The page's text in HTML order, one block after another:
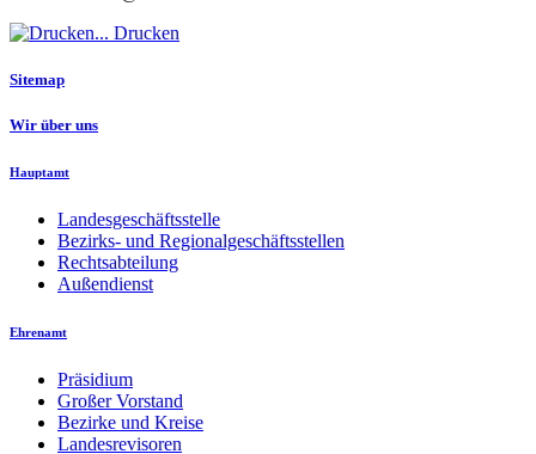
Drucken
Sitemap
Wir über uns
Hauptamt
Landesgeschäftsstelle
Bezirks- und Regionalgeschäftsstellen
Rechtsabteilung
Außendienst
Ehrenamt
Präsidium
Großer Vorstand
Bezirke und Kreise
Landesrevisoren